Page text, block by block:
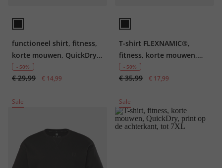
functioneel shirt, fitness,
korte mouwen, QuickDry,
tot 7XL
- 50%
€ 29,99 € 14,99
T-shirt FLEXNAMIC®,
fitness, korte mouwen,
QuickDry, print op de
achterkant, tot 7XL
- 50%
€ 35,99 € 17,99
Sale Sale